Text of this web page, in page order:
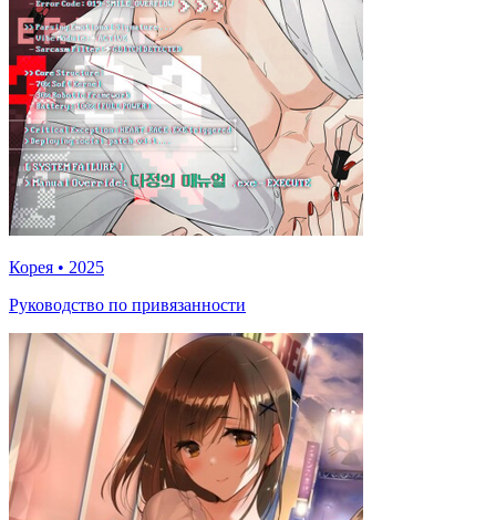
Корея • 2025
Руководство по привязанности